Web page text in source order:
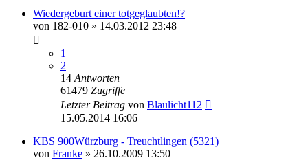
Wiedergeburt einer totgeglaubten!?
von 182-010 » 14.03.2012 23:48
1
2
14 Antworten
61479 Zugriffe
Letzter Beitrag von Blaulicht112
15.05.2014 16:06
KBS 900Würzburg - Treuchtlingen (5321)
von Franke » 26.10.2009 13:50